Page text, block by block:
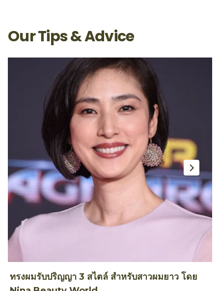
Our Tips & Advice
ทรงผมรับปริญญา 3 สไตล์ สำหรับสาวผมยาว โดย